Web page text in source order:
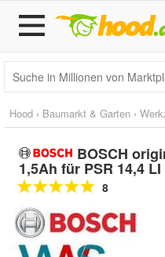
Hood › Baumarkt & Garten ›
BOSCH
1,5Ah für PSR 14,4
8